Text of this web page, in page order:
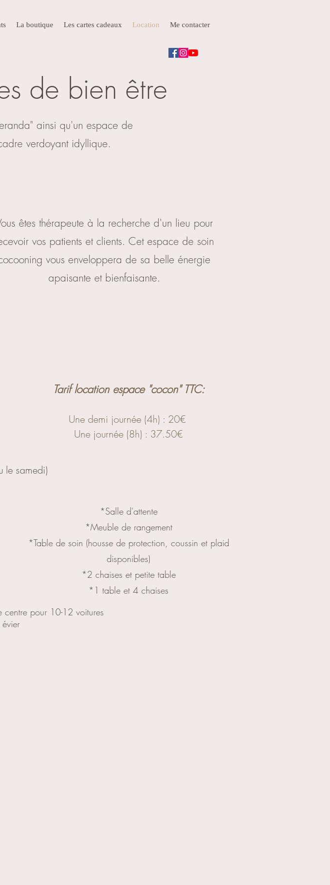
La boutique Les cartes cadeaux Location Me contacter
de bien être
ainsi qu'un espace de
verdoyant idyllique.
êtes thérapeute à la recherche d'un lieu pour
vos patients et clients. Cet espace de soin
vous enveloppera de sa belle énergie
apaisante et bienfaisante.
Tarif location espace "cocon" TTC:
Une demi journée (4h) : 20€
Une journée (8h) : 37.50€
le samedi)
*Salle d'attente
*Meuble de rangement
*Table de soin (housse de protection, coussin et plaid
disponibles)
*2 chaises et petite table
*1 table et 4 chaises
centre pour 10-12 voitures